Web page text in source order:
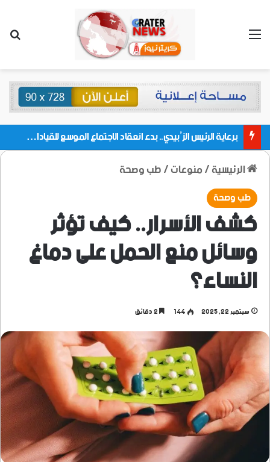
القائمة
برعاية الرئيس الزُبيدي.. بدء انعقاد الاجتماع الموسع للقيادات المحلية بالعاصمة ولمديريات وكتل مجلس العموم ومنسقيات الجامعة بالعاصمة عدن
الرئيسية/منوعات/طب وصحة
طب وصحة
كشف الأسرار.. كيف تؤثر
وسائل منع الحمل على دماغ
النساء؟
سبتمبر 22, 2025 144